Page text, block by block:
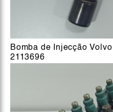
Bomba de Injecção Volvo
2113696